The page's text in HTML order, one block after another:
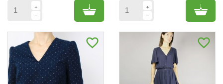
Add to cart Add
favorite_border favorite_border